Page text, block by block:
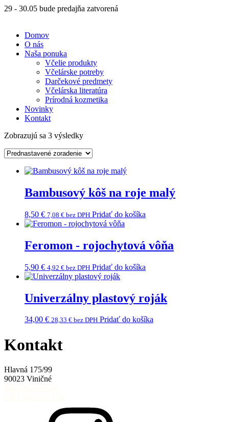
29 - 30.05 bude predajňa zatvorená
Domov
O nás
Naša ponuka
Včelie produkty
Včelárske potreby
Darčekové predmety
Včelárska literatúra
Prírodná kozmetika
Novinky
Kontakt
Zobrazujú sa 3 výsledky
Bambusový kôš na roje malý
8,50 € 7,08 € bez DPH Pridať do košíka
Feromon - rojochytová vôňa
5,90 € 4,92 € bez DPH Pridať do košíka
Univerzálny plastový roják
34,00 € 28,33 € bez DPH Pridať do košíka
Kontakt
Hlavná 175/99
90023 Viničné